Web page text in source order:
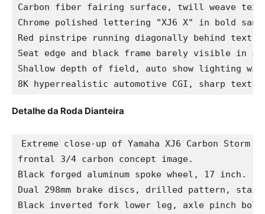
Carbon fiber fairing surface, twill weave
Chrome polished lettering "XJ6 X" in bold
Red pinstripe running diagonally behind
Seat edge and black frame barely visible in
Shallow depth of field, auto show lighting
8K hyperrealistic automotive CGI, sharp text
Detalhe da Roda Dianteira
Extreme close-up of Yamaha XJ6 Carbon
frontal 3/4 carbon concept image.
Black forged aluminum spoke wheel, 17 inch.
Dual 298mm brake discs, drilled pattern,
Black inverted fork lower leg, axle pinch